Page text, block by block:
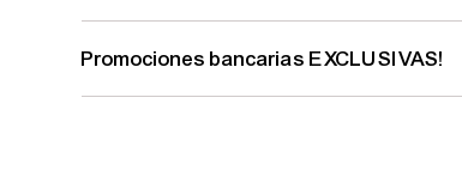
Promociones bancarias EXCLUSIVAS!